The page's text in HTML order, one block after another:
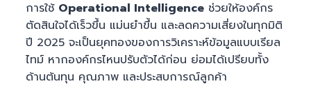
การใช้ Operational Intelligence ช่วยให้องค์กร
ตัดสินใจได้เร็วขึ้น แม่นยำขึ้น และลดความเสี่ยงในทุกมิติ
ปี 2025 จะเป็นยุคทองของการวิเคราะห์ข้อมูลแบบเรียล
ไทม์ หากองค์กรไหนปรับตัวได้ก่อน ย่อมได้เปรียบทั้ง
ด้านต้นทุน คุณภาพ และประสบการณ์ลูกค้า